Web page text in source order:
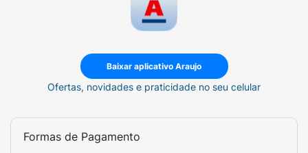
Baixar aplicativo Araujo
Ofertas, novidades e praticidade no seu celular
Formas de Pagamento